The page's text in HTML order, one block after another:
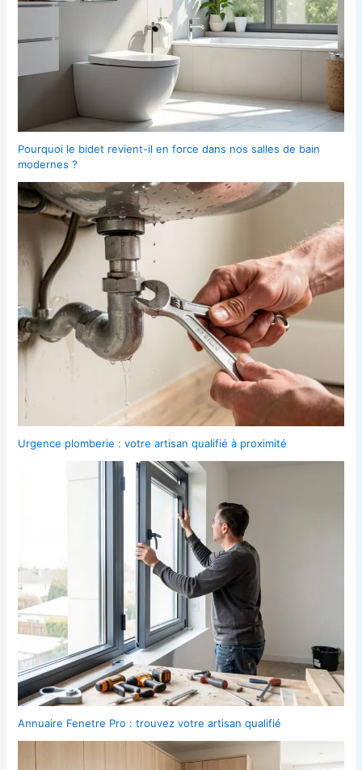
Pourquoi le bidet revient-il en force dans nos salles de bain
modernes ?
Urgence plomberie : votre artisan qualifié à proximité
Annuaire Fenetre Pro : trouvez votre artisan qualifié